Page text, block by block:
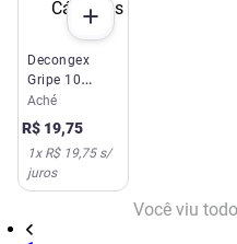
Decongex
Gripe 10
Cápsulas
Aché
R$ 19,75
1x R$ 19,75s/
juros
Você viu